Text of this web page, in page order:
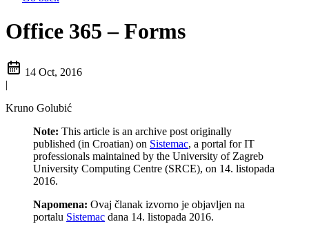
Office 365 – Forms
14 Oct, 2016
|
Kruno Golubić
Note: This article is an archive post originally
published (in Croatian) on Sistemac, a portal for IT
professionals maintained by the University of Zagreb
University Computing Centre (SRCE), on 14. listopada
2016.
Napomena: Ovaj članak izvorno je objavljen na
portalu Sistemac dana 14. listopada 2016.